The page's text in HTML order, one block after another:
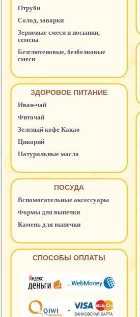
Отруби
Солод, заварки
Зерновые смеси и посыпки,
семена
Безглютеновые, безбелковые
смеси
ЗДОРОВОЕ ПИТАНИЕ
Иван-чай
Фиточай
Зеленый кофе Какао
Цикорий
Натуральные масла
ПОСУДА
Вспомогательные аксессуары
Формы для выпечки
Камень для выпечки
СПОСОБЫ ОПЛАТЫ